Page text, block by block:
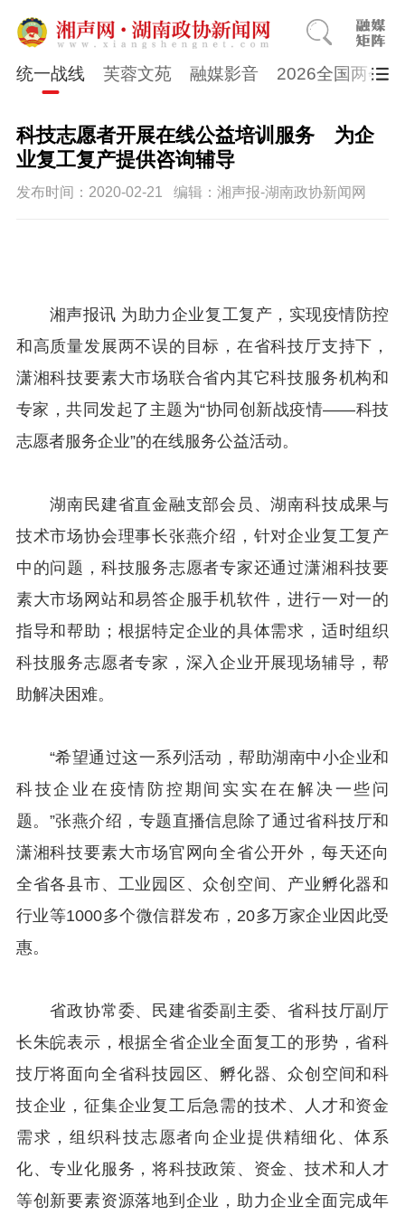
统一战线 芙蓉文苑 融媒影音 2026全国两会
科技志愿者开展在线公益培训服务 为企
业复工复产提供咨询辅导
发布时间：2020-02-21 编辑：湘声报-湖南政协新闻网
湘声报讯 为助力企业复工复产，实现疫情防控
和高质量发展两不误的目标，在省科技厅支持下，
潇湘科技要素大市场联合省内其它科技服务机构和
专家，共同发起了主题为“协同创新战疫情——科技
志愿者服务企业”的在线服务公益活动。
湖南民建省直金融支部会员、湖南科技成果与
技术市场协会理事长张燕介绍，针对企业复工复产
中的问题，科技服务志愿者专家还通过潇湘科技要
素大市场网站和易答企服手机软件，进行一对一的
指导和帮助；根据特定企业的具体需求，适时组织
科技服务志愿者专家，深入企业开展现场辅导，帮
助解决困难。
“希望通过这一系列活动，帮助湖南中小企业和
科技企业在疫情防控期间实实在在解决一些问
题。”张燕介绍，专题直播信息除了通过省科技厅和
潇湘科技要素大市场官网向全省公开外，每天还向
全省各县市、工业园区、众创空间、产业孵化器和
行业等1000多个微信群发布，20多万家企业因此受
惠。
省政协常委、民建省委副主委、省科技厅副厅
长朱皖表示，根据全省企业全面复工的形势，省科
技厅将面向全省科技园区、孵化器、众创空间和科
技企业，征集企业复工后急需的技术、人才和资金
需求，组织科技志愿者向企业提供精细化、体系
化、专业化服务，将科技政策、资金、技术和人才
等创新要素资源落地到企业，助力企业全面完成年